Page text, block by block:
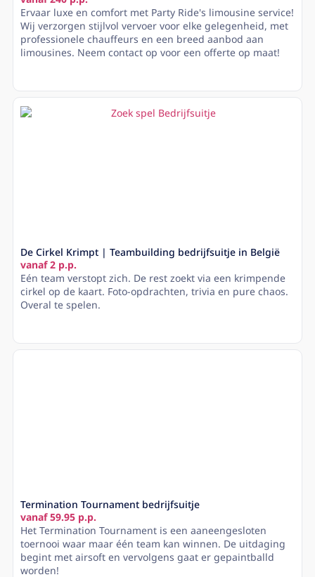
Ervaar luxe en comfort met Party Ride's limousine service!
Wij verzorgen stijlvol vervoer voor elke gelegenheid, met
professionele chauffeurs en een breed aanbod aan
limousines. Neem contact op voor een offerte op maat!
De Cirkel Krimpt | Teambuilding bedrijfsuitje in België
vanaf 2 p.p.
Eén team verstopt zich. De rest zoekt via een krimpende
cirkel op de kaart. Foto-opdrachten, trivia en pure chaos.
Overal te spelen.
Termination Tournament bedrijfsuitje
vanaf 59.95 p.p.
Het Termination Tournament is een aaneengesloten
toernooi waar maar één team kan winnen. De uitdaging
begint met airsoft en vervolgens gaat er gepaintballd
worden!